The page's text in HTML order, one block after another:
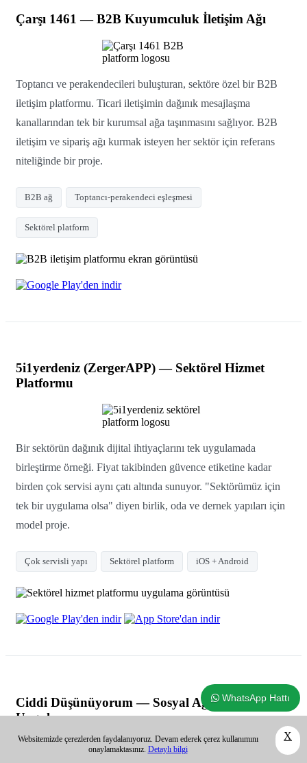
WhatsApp Hattı
Çarşı 1461 — B2B Kuyumculuk İletişim Ağı
Toptancı ve perakendecileri buluşturan, sektöre özel bir B2B
iletişim platformu. Ticari iletişimin dağınık mesajlaşma
kanallarından tek bir kurumsal ağa taşınmasını sağlıyor. B2B
iletişim ve sipariş ağı kurmak isteyen her sektör için referans
niteliğinde bir proje.
B2B ağ Toptancı-perakendeci eşleşmesi
Sektörel platform
5i1yerdeniz (ZergerAPP) — Sektörel Hizmet
Platformu
Bir sektörün dağınık dijital ihtiyaçlarını tek uygulamada
birleştirme örneği. Fiyat takibinden güvence etiketine kadar
birden çok servisi aynı çatı altında sunuyor. "Sektörümüz için
tek bir uygulama olsa" diyen birlik, oda ve dernek yapıları için
model proje.
Çok servisli yapı Sektörel platform iOS + Android
Ciddi Düşünüyorum — Sosyal Ağ ve Eşleşme
Uygulaması
X
Websitemizde çerezlerden faydalanıyoruz. Devam ederek çerez kullanımını
onaylamaktasınız. Detaylı bilgi